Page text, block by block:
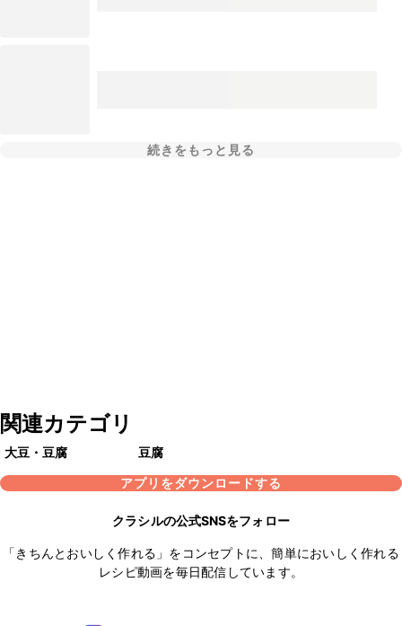
続きをもっと見る
関連カテゴリ
大豆・豆腐
豆腐
アプリをダウンロードする
クラシルの公式SNSをフォロー
「きちんとおいしく作れる」をコンセプトに、簡単においしく作れる
レシピ動画を毎日配信しています。